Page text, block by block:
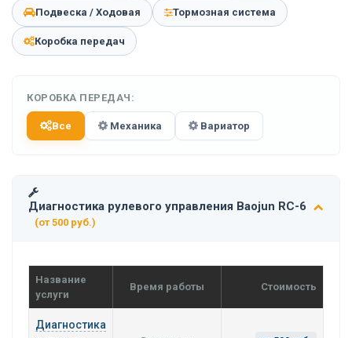
Подвеска / Ходовая Тормозная система
Коробка передач
КОРОБКА ПЕРЕДАЧ:
Все Механика Вариатор
Диагностика рулевого управления Baojun RC-6
(от 500 руб.)
Название
услуги
Время работы Стоимость
Диагностика